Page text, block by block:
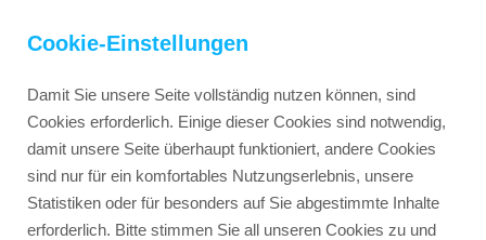
Inspirationletter
Cookie-Einstellungen
Damit Sie unsere Seite vollständig nutzen können, sind
Cookies erforderlich. Einige dieser Cookies sind notwendig,
damit unsere Seite überhaupt funktioniert, andere Cookies
sind nur für ein komfortables Nutzungserlebnis, unsere
Statistiken oder für besonders auf Sie abgestimmte Inhalte
erforderlich. Bitte stimmen Sie all unseren Cookies zu und